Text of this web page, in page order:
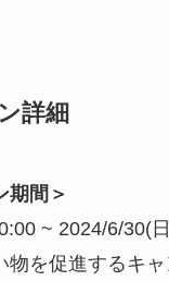
詳細
期間＞
~ 2024/6/30(
を促進するキャ